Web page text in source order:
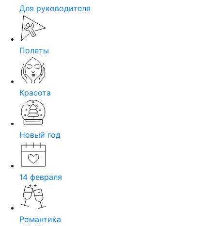
Для руководителя
Полеты
Красота
Новый год
14 февраля
Романтика